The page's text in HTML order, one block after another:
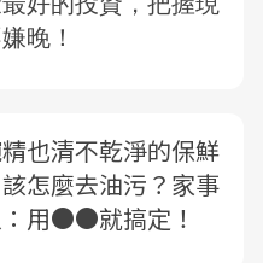
也清不乾淨的保鮮
怎麼去油污？家事
用●●就搞定！